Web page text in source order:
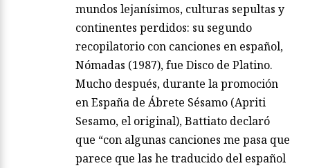
mundos lejanísimos, culturas sepultas y
continentes perdidos: su segundo
recopilatorio con canciones en español,
Nómadas (1987), fue Disco de Platino.
Mucho después, durante la promoción
en España de Ábrete Sésamo (Apriti
Sesamo, el original), Battiato declaró
que “con algunas canciones me pasa que
parece que las he traducido del español